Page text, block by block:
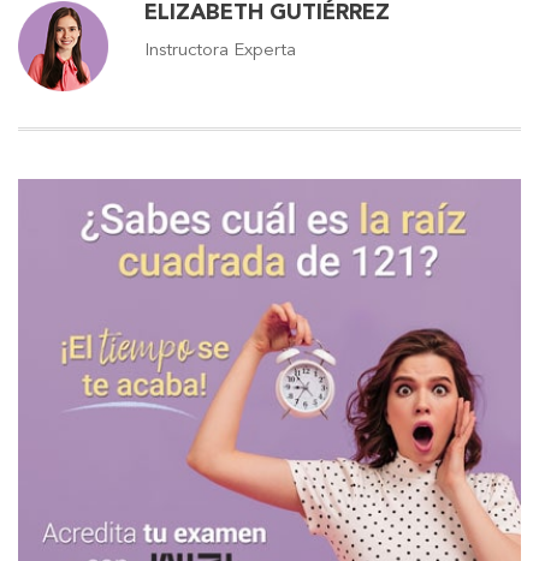
ELIZABETH GUTIÉRREZ
Instructora Experta